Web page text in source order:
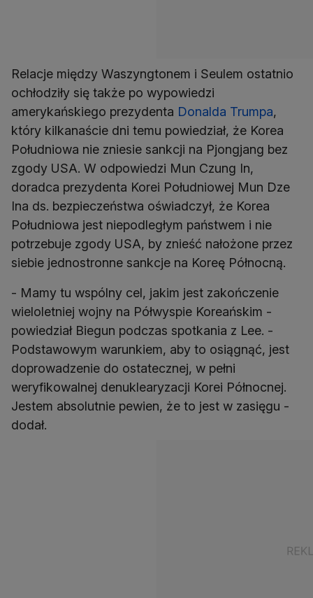
Relacje między Waszyngtonem i Seulem ostatnio
ochłodziły się także po wypowiedzi
amerykańskiego prezydenta Donalda Trumpa,
który kilkanaście dni temu powiedział, że Korea
Południowa nie zniesie sankcji na Pjongjang bez
zgody USA. W odpowiedzi Mun Czung In,
doradca prezydenta Korei Południowej Mun Dze
Ina ds. bezpieczeństwa oświadczył, że Korea
Południowa jest niepodległym państwem i nie
potrzebuje zgody USA, by znieść nałożone przez
siebie jednostronne sankcje na Koreę Północną.
- Mamy tu wspólny cel, jakim jest zakończenie
wieloletniej wojny na Półwyspie Koreańskim -
powiedział Biegun podczas spotkania z Lee. -
Podstawowym warunkiem, aby to osiągnąć, jest
doprowadzenie do ostatecznej, w pełni
weryfikowalnej denuklearyzacji Korei Północnej.
Jestem absolutnie pewien, że to jest w zasięgu -
dodał.